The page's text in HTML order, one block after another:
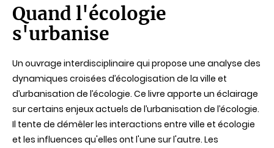
Quand l'écologie
s'urbanise
Un ouvrage interdisciplinaire qui propose une analyse des
dynamiques croisées d’écologisation de la ville et
d’urbanisation de l’écologie. Ce livre apporte un éclairage
sur certains enjeux actuels de l’urbanisation de l’écologie.
Il tente de démêler les interactions entre ville et écologie
et les influences qu'elles ont l'une sur l'autre. Les